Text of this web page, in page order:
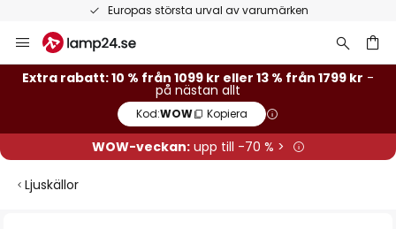
Europas största urval av varumärken
Hoppa
till
innehållet
Extra rabatt: 10 % från 1099 kr eller 13 % från 1799 kr -
på nästan allt
Kod:WOW Kopiera
WOW-veckan:upp till -70 % >
Ljuskällor